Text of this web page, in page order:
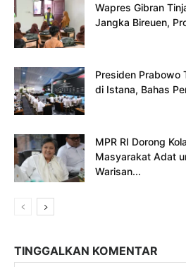
Wapres Gibran
Jangka Bireuen,
Presiden Prabowo
di Istana, Bahas
MPR RI Dorong
Masyarakat Adat
Warisan...
TINGGALKAN KOMENTAR